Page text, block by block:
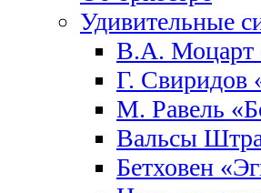
Удивительные
В.А.
Г. Свиридов
М. Равель
Вальсы
Бетховен